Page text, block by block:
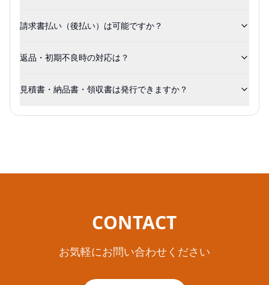
請求書払い（後払い）は可能ですか？
返品・初期不良時の対応は？
見積書・納品書・領収書は発行できますか？
CONTACT
お気軽にお問い合わせください